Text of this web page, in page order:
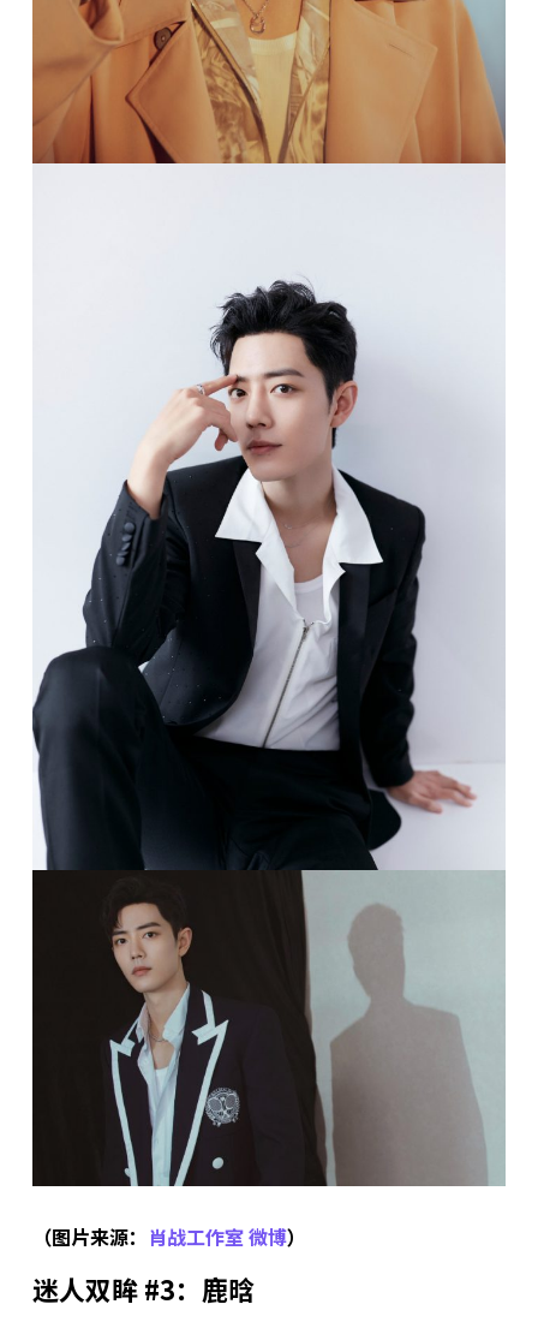
（图片来源： 肖战工作室 微博）
迷人双眸 #3：鹿晗